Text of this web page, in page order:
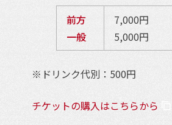
前方
一般
7,000円
5,000円
※ドリンク代別：500円
チケットの購入はこちらから